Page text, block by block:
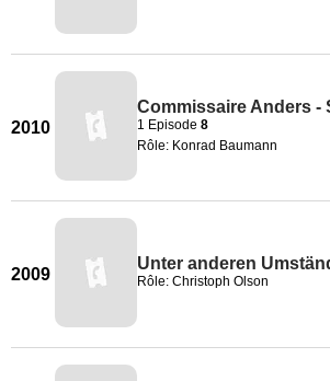
2010
Commissaire Anders -
1 Episode 8
Rôle: Konrad Baumann
2009
Unter anderen
Rôle: Christoph Olson